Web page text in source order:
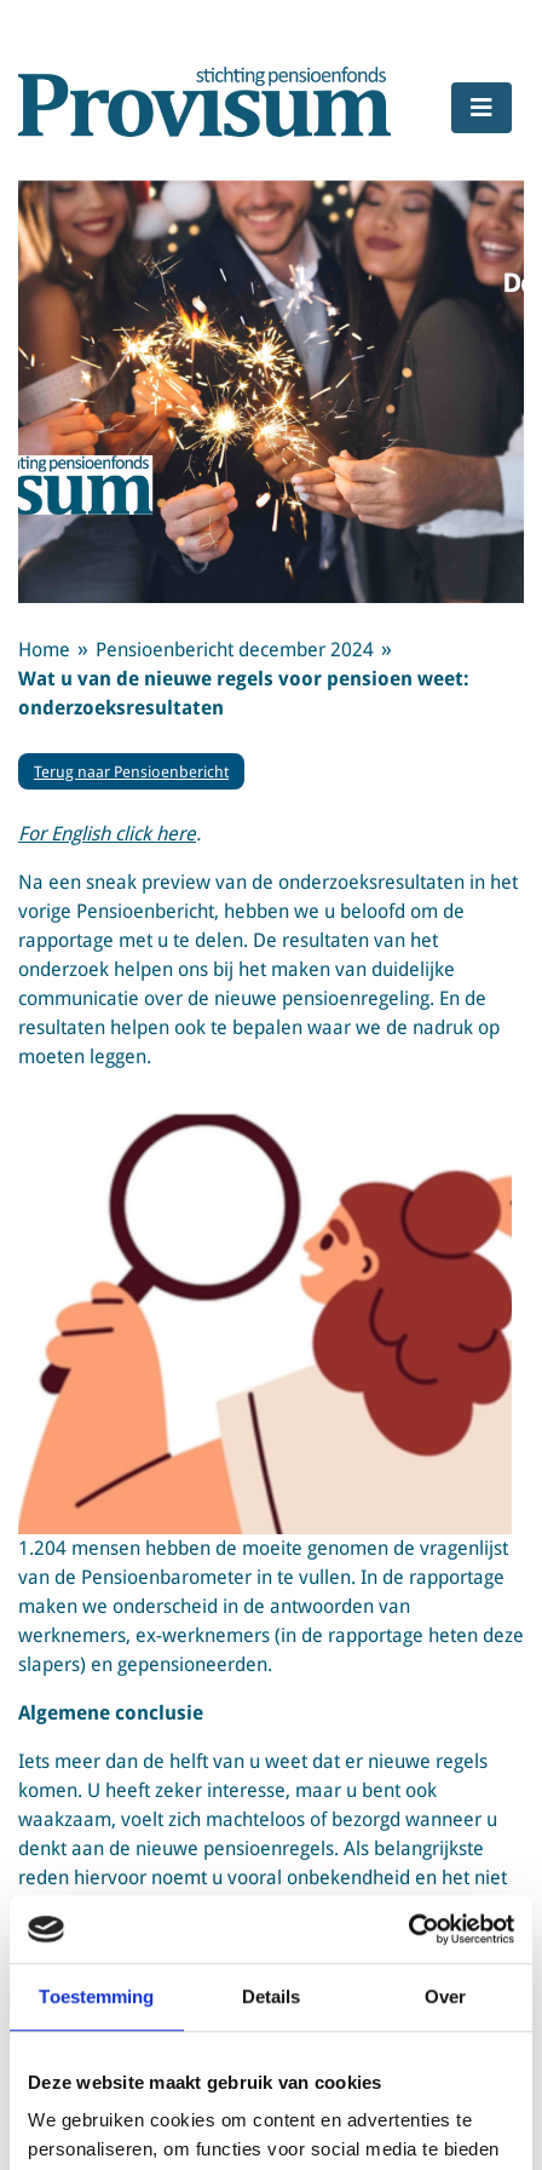
Toestemming Details Over
Deze website maakt gebruik van cookies
We gebruiken cookies om content en advertenties te
personaliseren, om functies voor social media te bieden
Home
Pensioenbericht december 2024
Wat u van de nieuwe regels voor pensioen weet:
onderzoeksresultaten
Terug naar Pensioenbericht
For English click here.
Na een sneak preview van de onderzoeksresultaten in het
vorige Pensioenbericht, hebben we u beloofd om de
rapportage met u te delen. De resultaten van het
onderzoek helpen ons bij het maken van duidelijke
communicatie over de nieuwe pensioenregeling. En de
resultaten helpen ook te bepalen waar we de nadruk op
moeten leggen.
1.204 mensen hebben de moeite genomen de vragenlijst
van de Pensioenbarometer in te vullen. In de rapportage
maken we onderscheid in de antwoorden van
werknemers, ex-werknemers (in de rapportage heten deze
slapers) en gepensioneerden.
Algemene conclusie
Iets meer dan de helft van u weet dat er nieuwe regels
komen. U heeft zeker interesse, maar u bent ook
waakzaam, voelt zich machteloos of bezorgd wanneer u
denkt aan de nieuwe pensioenregels. Als belangrijkste
reden hiervoor noemt u vooral onbekendheid en het niet
Provisum groot. Een ruime meerderheid vindt de
informatie begrijpelijk, eerlijk en duidelijk. U mist wel
informatie over uw eigen situatie: wat gaat mijn pensioen
pensioenregeling antwoord op geven.
Kennis, sentiment en communicatie